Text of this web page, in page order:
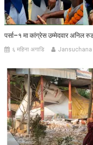
पर्सा–१ मा कांग्रेस उम्मेदवार अनिल
६ महिना अगाडि Jansuchana